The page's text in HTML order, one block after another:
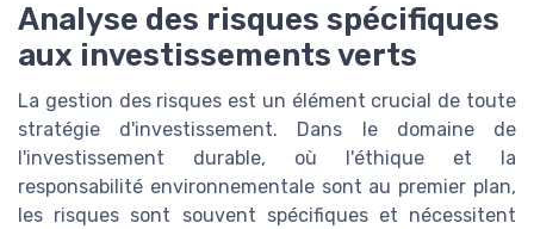
Analyse des risques spécifiques
aux investissements verts
La gestion des risques est un élément crucial de toute
stratégie d'investissement. Dans le domaine de
l'investissement durable, où l'éthique et la
responsabilité environnementale sont au premier plan,
les risques sont souvent spécifiques et nécessitent